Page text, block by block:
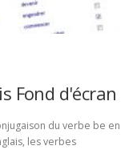
Fond d'écran
du verbe be en
les verbes